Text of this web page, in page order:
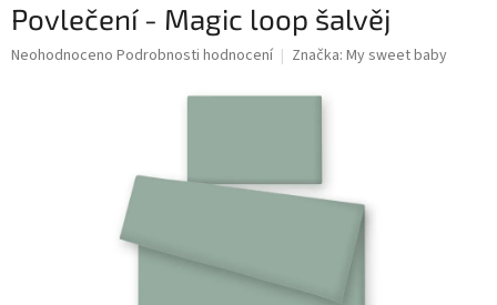
Povlečení - Magic loop šalvěj
Průměrné
Neohodnoceno Podrobnosti hodnocení Značka: My sweet baby